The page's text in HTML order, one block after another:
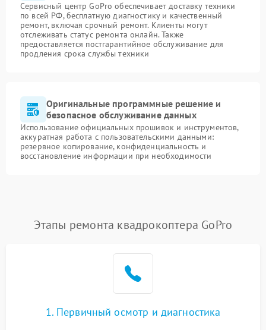
Сервисный центр GoPro обеспечивает доставку техники
по всей РФ, бесплатную диагностику и качественный
ремонт, включая срочный ремонт. Клиенты могут
отслеживать статус ремонта онлайн. Также
предоставляется постгарантийное обслуживание для
продления срока службы техники
Оригинальные программные решение и
безопасное обслуживание данных
Использование официальных прошивок и инструментов,
аккуратная работа с пользовательскими данными:
резервное копирование, конфиденциальность и
восстановление информации при необходимости
Этапы ремонта квадрокоптера GoPro
1. Первичный осмотр и диагностика